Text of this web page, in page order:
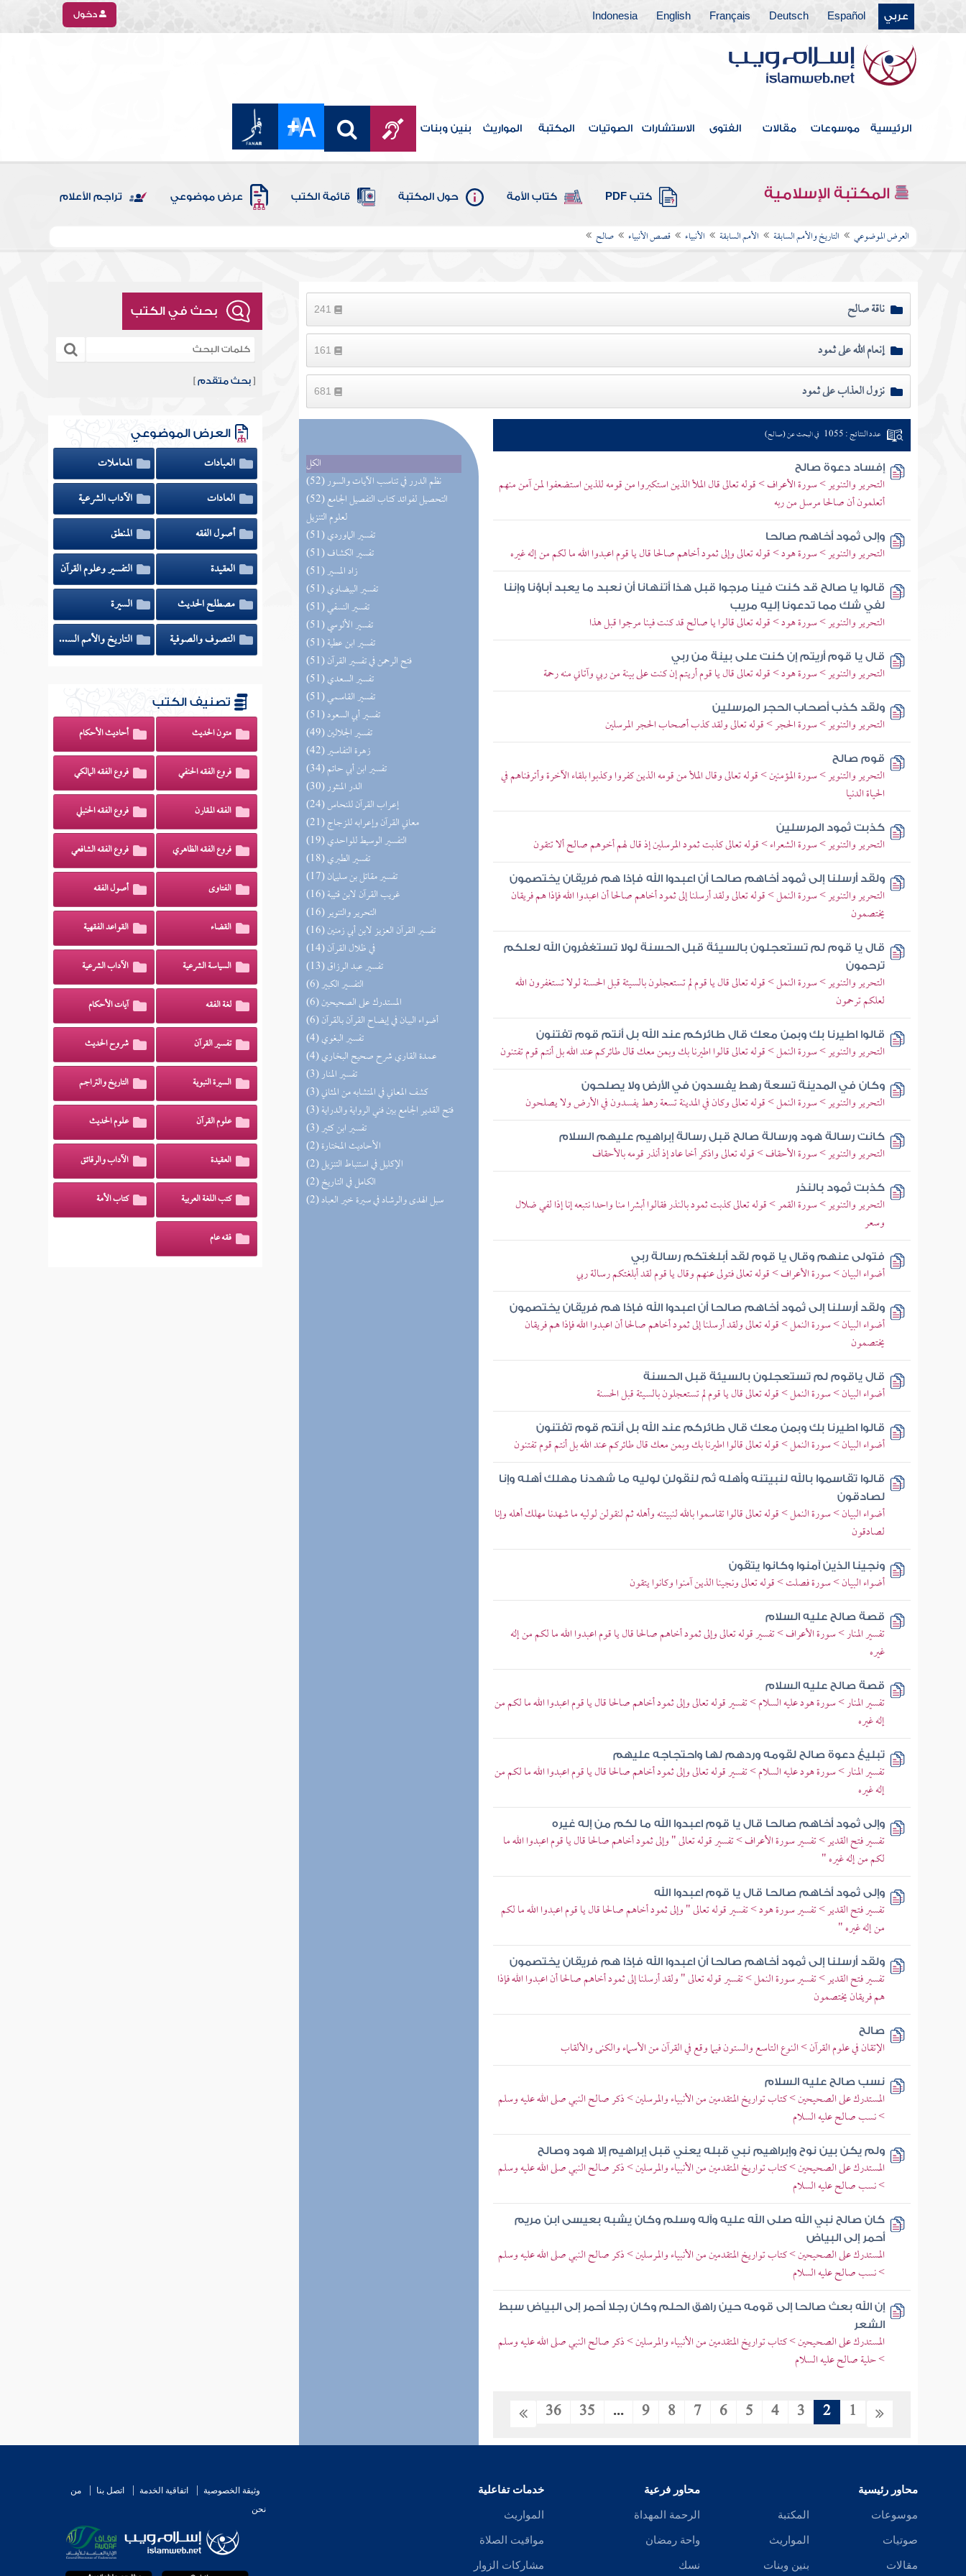
عربي Español
Deutsch
Français
English
Indonesia دخول
الرئيسية موسوعات مقالات الفتوى الاستشارات الصوتيات المكتبة المواريث بنين وبنات
المكتبة الإسلامية كتب PDF كتاب الأمة حول المكتبة قائمة الكتب عرض موضوعي تراجم الأعلام
العرض الموضوعي التاريخ والأمم السابقة الأمم السابقة الأنبياء قصص الأنبياء صالح
ناقة صالح
إنعام الله على ثمود
نزول العذاب على ثمود
الكل
(52) نظم الدرر في تناسب الآيات والسور
(52) التحصيل لفوائد كتاب التفصيل الجامع
لعلوم التنزيل
(51) تفسير الماوردي
(51) تفسير الكشاف
(51) زاد المسير
(51) تفسير البيضاوي
(51) تفسير النسفي
(51) تفسير الألوسي
(51) تفسير ابن عطية
(51) فتح الرحمن في تفسير القرآن
(51) تفسير السعدي
(51) تفسير القاسمي
(51) تفسير أبي السعود
(49) تفسير الجلالين
(42) زهرة التفاسير
(34) تفسير ابن أبي حاتم
(30) الدر المنثور
(24) إعراب القرآن للنحاس
(21) معاني القرآن وإعرابه للزجاج
(19) التفسير الوسيط للواحدي
(18) تفسير الطبري
(17) تفسير مقاتل بن سليمان
(16) غريب القرآن لابن قتيبة
(16) التحرير والتنوير
(16) تفسير القرآن العزيز لابن أبي زمنين
(14) في ظلال القرآن
(13) تفسير عبد الرزاق
(6) التفسير الكبير
(6) المستدرك على الصحيحين
(6) أضواء البيان في إيضاح القرآن بالقرآن
(4) تفسير البغوي
(4) عمدة القاري شرح صحيح البخاري
(3) تفسير المنار
(3) كشف المعاني في المتشابه من المثاني
(3) فتح القدير الجامع بين فني الرواية والدراية
(3) تفسير ابن كثير
(2) الأحاديث المختارة
(2) الإكليل في استنباط التنزيل
(2) الكامل في التاريخ
(2) سبل الهدى والرشاد في سيرة خير العباد
عدد النتائج : 1055 في البحث عن (صالح)
إفساد دعوة صالح
التحرير والتنوير > سورة الأعراف > قوله تعالى قال الملأ الذين استكبروا من قومه للذين استضعفوا لمن آمن منهم
أتعلمون أن صالحا مرسل من ربه
وإلى ثمود أخاهم صالحا
التحرير والتنوير > سورة هود > قوله تعالى وإلى ثمود أخاهم صالحا قال يا قوم اعبدوا الله ما لكم من إله غيره
قالوا يا صالح قد كنت فينا مرجوا قبل هذا أتنهانا أن نعبد ما يعبد آباؤنا وإننا
لفي شك مما تدعونا إليه مريب
التحرير والتنوير > سورة هود > قوله تعالى قالوا يا صالح قد كنت فينا مرجوا قبل هذا
قال يا قوم أريتم إن كنت على بينة من ربي
التحرير والتنوير > سورة هود > قوله تعالى قال يا قوم أريتم إن كنت على بينة من ربي وآتاني منه رحمة
ولقد كذب أصحاب الحجر المرسلين
التحرير والتنوير > سورة الحجر > قوله تعالى ولقد كذب أصحاب الحجر المرسلين
قوم صالح
التحرير والتنوير > سورة المؤمنين > قوله تعالى وقال الملأ من قومه الذين كفروا وكذبوا بلقاء الآخرة وأترفناهم في
الحياة الدنيا
كذبت ثمود المرسلين
التحرير والتنوير > سورة الشعراء > قوله تعالى كذبت ثمود المرسلين إذ قال لهم أخوهم صالح ألا تتقون
ولقد أرسلنا إلى ثمود أخاهم صالحا أن اعبدوا الله فإذا هم فريقان يختصمون
التحرير والتنوير > سورة النمل > قوله تعالى ولقد أرسلنا إلى ثمود أخاهم صالحا أن اعبدوا الله فإذا هم فريقان
يختصمون
قال يا قوم لم تستعجلون بالسيئة قبل الحسنة لولا تستغفرون الله لعلكم
ترحمون
التحرير والتنوير > سورة النمل > قوله تعالى قال يا قوم لم تستعجلون بالسيئة قبل الحسنة لولا تستغفرون الله
لعلكم ترحمون
قالوا اطيرنا بك وبمن معك قال طائركم عند الله بل أنتم قوم تفتنون
التحرير والتنوير > سورة النمل > قوله تعالى قالوا اطيرنا بك وبمن معك قال طائركم عند الله بل أنتم قوم تفتنون
وكان في المدينة تسعة رهط يفسدون في الأرض ولا يصلحون
التحرير والتنوير > سورة النمل > قوله تعالى وكان في المدينة تسعة رهط يفسدون في الأرض ولا يصلحون
كانت رسالة هود ورسالة صالح قبل رسالة إبراهيم عليهم السلام
التحرير والتنوير > سورة الأحقاف > قوله تعالى واذكر أخا عاد إذ أنذر قومه بالأحقاف
كذبت ثمود بالنذر
التحرير والتنوير > سورة القمر > قوله تعالى كذبت ثمود بالنذر فقالوا أبشرا منا واحدا نتبعه إنا إذا لفي ضلال
وسعر
فتولى عنهم وقال يا قوم لقد أبلغتكم رسالة ربي
أضواء البيان > سورة الأعراف > قوله تعالى فتولى عنهم وقال يا قوم لقد أبلغتكم رسالة ربي
ولقد أرسلنا إلى ثمود أخاهم صالحا أن اعبدوا الله فإذا هم فريقان يختصمون
أضواء البيان > سورة النمل > قوله تعالى ولقد أرسلنا إلى ثمود أخاهم صالحا أن اعبدوا الله فإذا هم فريقان
يختصمون
قال ياقوم لم تستعجلون بالسيئة قبل الحسنة
أضواء البيان > سورة النمل > قوله تعالى قال يا قوم لم تستعجلون بالسيئة قبل الحسنة
قالوا اطيرنا بك وبمن معك قال طائركم عند الله بل أنتم قوم تفتنون
أضواء البيان > سورة النمل > قوله تعالى قالوا اطيرنا بك وبمن معك قال طائركم عند الله بل أنتم قوم تفتنون
قالوا تقاسموا بالله لنبيتنه وأهله ثم لنقولن لوليه ما شهدنا مهلك أهله وإنا
لصادقون
أضواء البيان > سورة النمل > قوله تعالى قالوا تقاسموا بالله لنبيتنه وأهله ثم لنقولن لوليه ما شهدنا مهلك أهله وإنا
لصادقون
ونجينا الذين آمنوا وكانوا يتقون
أضواء البيان > سورة فصلت > قوله تعالى ونجينا الذين آمنوا وكانوا يتقون
قصة صالح عليه السلام
تفسير المنار > سورة الأعراف > تفسير قوله تعالى وإلى ثمود أخاهم صالحا قال يا قوم اعبدوا الله ما لكم من إله
غيره
قصة صالح عليه السلام
تفسير المنار > سورة هود عليه السلام > تفسير قوله تعالى وإلى ثمود أخاهم صالحا قال يا قوم اعبدوا الله ما لكم من
إله غيره
تبليغ دعوة صالح لقومه وردهم لها واحتجاجه عليهم
تفسير المنار > سورة هود عليه السلام > تفسير قوله تعالى وإلى ثمود أخاهم صالحا قال يا قوم اعبدوا الله ما لكم من
إله غيره
وإلى ثمود أخاهم صالحا قال يا قوم اعبدوا الله ما لكم من إله غيره
تفسير فتح القدير > تفسير سورة الأعراف > تفسير قوله تعالى " وإلى ثمود أخاهم صالحا قال يا قوم اعبدوا الله ما
لكم من إله غيره "
وإلى ثمود أخاهم صالحا قال يا قوم اعبدوا الله
تفسير فتح القدير > تفسير سورة هود > تفسير قوله تعالى " وإلى ثمود أخاهم صالحا قال يا قوم اعبدوا الله ما لكم
من إله غيره "
ولقد أرسلنا إلى ثمود أخاهم صالحا أن اعبدوا الله فإذا هم فريقان يختصمون
تفسير فتح القدير > تفسير سورة النمل > تفسير قوله تعالى " ولقد أرسلنا إلى ثمود أخاهم صالحا أن اعبدوا الله فإذا
هم فريقان يختصمون
صالح
الإتقان في علوم القرآن > النوع التاسع والستون فيما وقع في القرآن من الأسماء والكنى والألقاب
نسب صالح عليه السلام
المستدرك على الصحيحين > كتاب تواريخ المتقدمين من الأنبياء والمرسلين > ذكر صالح النبي صلى الله عليه وسلم
> نسب صالح عليه السلام
ولم يكن بين نوح وإبراهيم نبي قبله يعني قبل إبراهيم إلا هود وصالح
المستدرك على الصحيحين > كتاب تواريخ المتقدمين من الأنبياء والمرسلين > ذكر صالح النبي صلى الله عليه وسلم
> نسب صالح عليه السلام
كان صالح نبي الله صلى الله عليه وآله وسلم وكان يشبه بعيسى ابن مريم
أحمر إلى البياض
المستدرك على الصحيحين > كتاب تواريخ المتقدمين من الأنبياء والمرسلين > ذكر صالح النبي صلى الله عليه وسلم
> نسب صالح عليه السلام
إن الله بعث صالحا إلى قومه حين راهق الحلم وكان رجلا أحمر إلى البياض سبط
الشعر
المستدرك على الصحيحين > كتاب تواريخ المتقدمين من الأنبياء والمرسلين > ذكر صالح النبي صلى الله عليه وسلم
> حلية صالح عليه السلام
1
2
3
4
5
6
7
8
9
...
35
36
بحث في الكتب
[بحث متقدم ]
العرض الموضوعي
العبادات
المعاملات
العادات
الآداب الشرعية
أصول الفقه
المنطق
العقيدة
التفسير وعلوم القرآن
مصطلح الحديث
السيرة
التصوف والصوفية
التاريخ والأمم السابقة
تصنيف الكتب
متون الحديث أحاديث الأحكام
فروع الفقه الحنفي فروع الفقه المالكي
الفقه المقارن فروع الفقه الحنبلي
فروع الفقه الظاهري فروع الفقه الشافعي
الفتاوى أصول الفقه
القضاء القواعد الفقهية
السياسة الشرعية الآداب الشرعية
لغة الفقه آيات الأحكام
تفسير القرآن شروح الحديث
السيرة النبوية التاريخ والتراجم
علوم القرآن علوم الحديث
العقيدة الآداب والرقائق
كتب اللغة العربية كتاب الأمة
فقه عام
محاور رئيسية
موسوعات
صوتيات
مقالات
المكتبة
المواريث
بنين وبنات
محاور فرعية
الرحمة المهداة
واحة رمضان
نسك
خدمات تفاعلية
المواريث
مواقيت الصلاة
مشاركات الزوار
وثيقة الخصوصية اتفاقية الخدمة اتصل بنا
من
نحن